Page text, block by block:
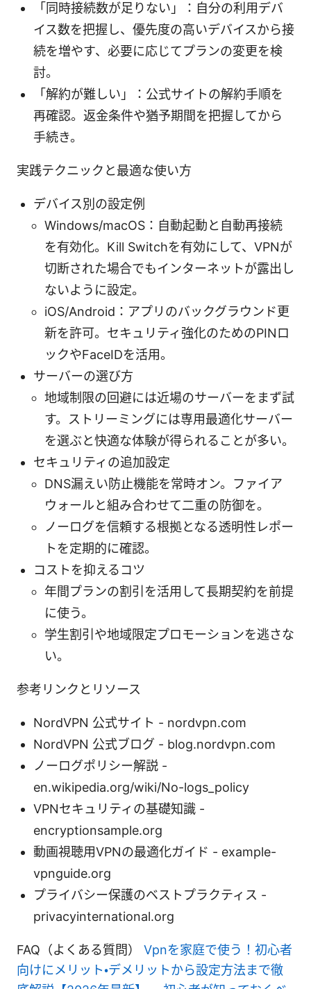
「同時接続数が足りない」：自分の利用デバ
イス数を把握し、優先度の高いデバイスから接
続を増やす、必要に応じてプランの変更を検
討。
「解約が難しい」：公式サイトの解約手順を
再確認。返金条件や猶予期間を把握してから
手続き。
実践テクニックと最適な使い方
デバイス別の設定例
Windows/macOS：自動起動と自動再接続
を有効化。Kill Switchを有効にして、VPNが
切断された場合でもインターネットが露出し
ないように設定。
iOS/Android：アプリのバックグラウンド更
新を許可。セキュリティ強化のためのPINロ
ックやFaceIDを活用。
サーバーの選び方
地域制限の回避には近場のサーバーをまず試
す。ストリーミングには専用最適化サーバー
を選ぶと快適な体験が得られることが多い。
セキュリティの追加設定
DNS漏えい防止機能を常時オン。ファイア
ウォールと組み合わせて二重の防御を。
ノーログを信頼する根拠となる透明性レポー
トを定期的に確認。
コストを抑えるコツ
年間プランの割引を活用して長期契約を前提
に使う。
学生割引や地域限定プロモーションを逃さな
い。
参考リンクとリソース
NordVPN 公式サイト - nordvpn.com
NordVPN 公式ブログ - blog.nordvpn.com
ノーログポリシー解説 -
en.wikipedia.org/wiki/No-logs_policy
VPNセキュリティの基礎知識 -
encryptionsample.org
動画視聴用VPNの最適化ガイド - example-
vpnguide.org
プライバシー保護のベストプラクティス -
privacyinternational.org
FAQ（よくある質問） Vpnを家庭で使う！初心者
向けにメリット・デメリットから設定方法まで徹